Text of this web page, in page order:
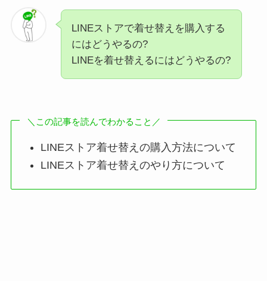
LINEストアで着せ替えを購入する
にはどうやるの?
LINEを着せ替えるにはどうやるの?
＼この記事を読んでわかること／
LINEストア着せ替えの購入方法について
LINEストア着せ替えのやり方について